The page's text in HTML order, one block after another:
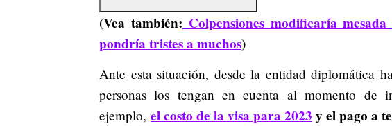
(Vea también: Colpensiones modificaría
pondría tristes a muchos)
Ante esta situación, desde la entidad diplomática
personas los tengan en cuenta al momento
ejemplo, el costo de la visa para 2023 y el pago a